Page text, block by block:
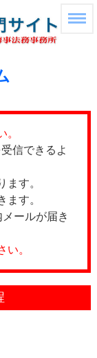
。
信できるよ
ます。
ます。
ールが届き
い。